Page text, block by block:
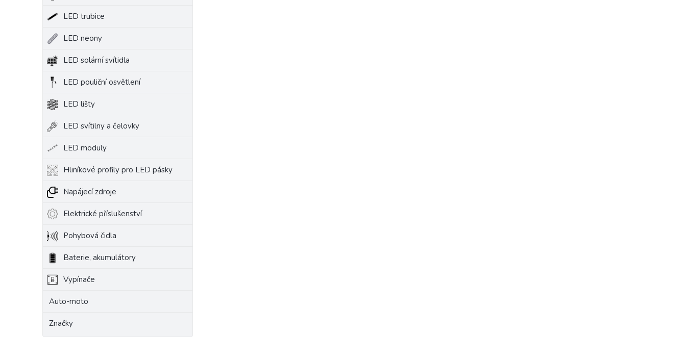
LED trubice
LED neony
LED solární svítidla
LED pouliční osvětlení
LED lišty
LED svítilny a čelovky
LED moduly
Hliníkové profily pro LED pásky
Napájecí zdroje
Elektrické příslušenství
Pohybová čidla
Baterie, akumulátory
Vypínače
Auto-moto
Značky